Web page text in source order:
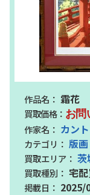
霜花
お問
カン
版
茨
宅
2025/